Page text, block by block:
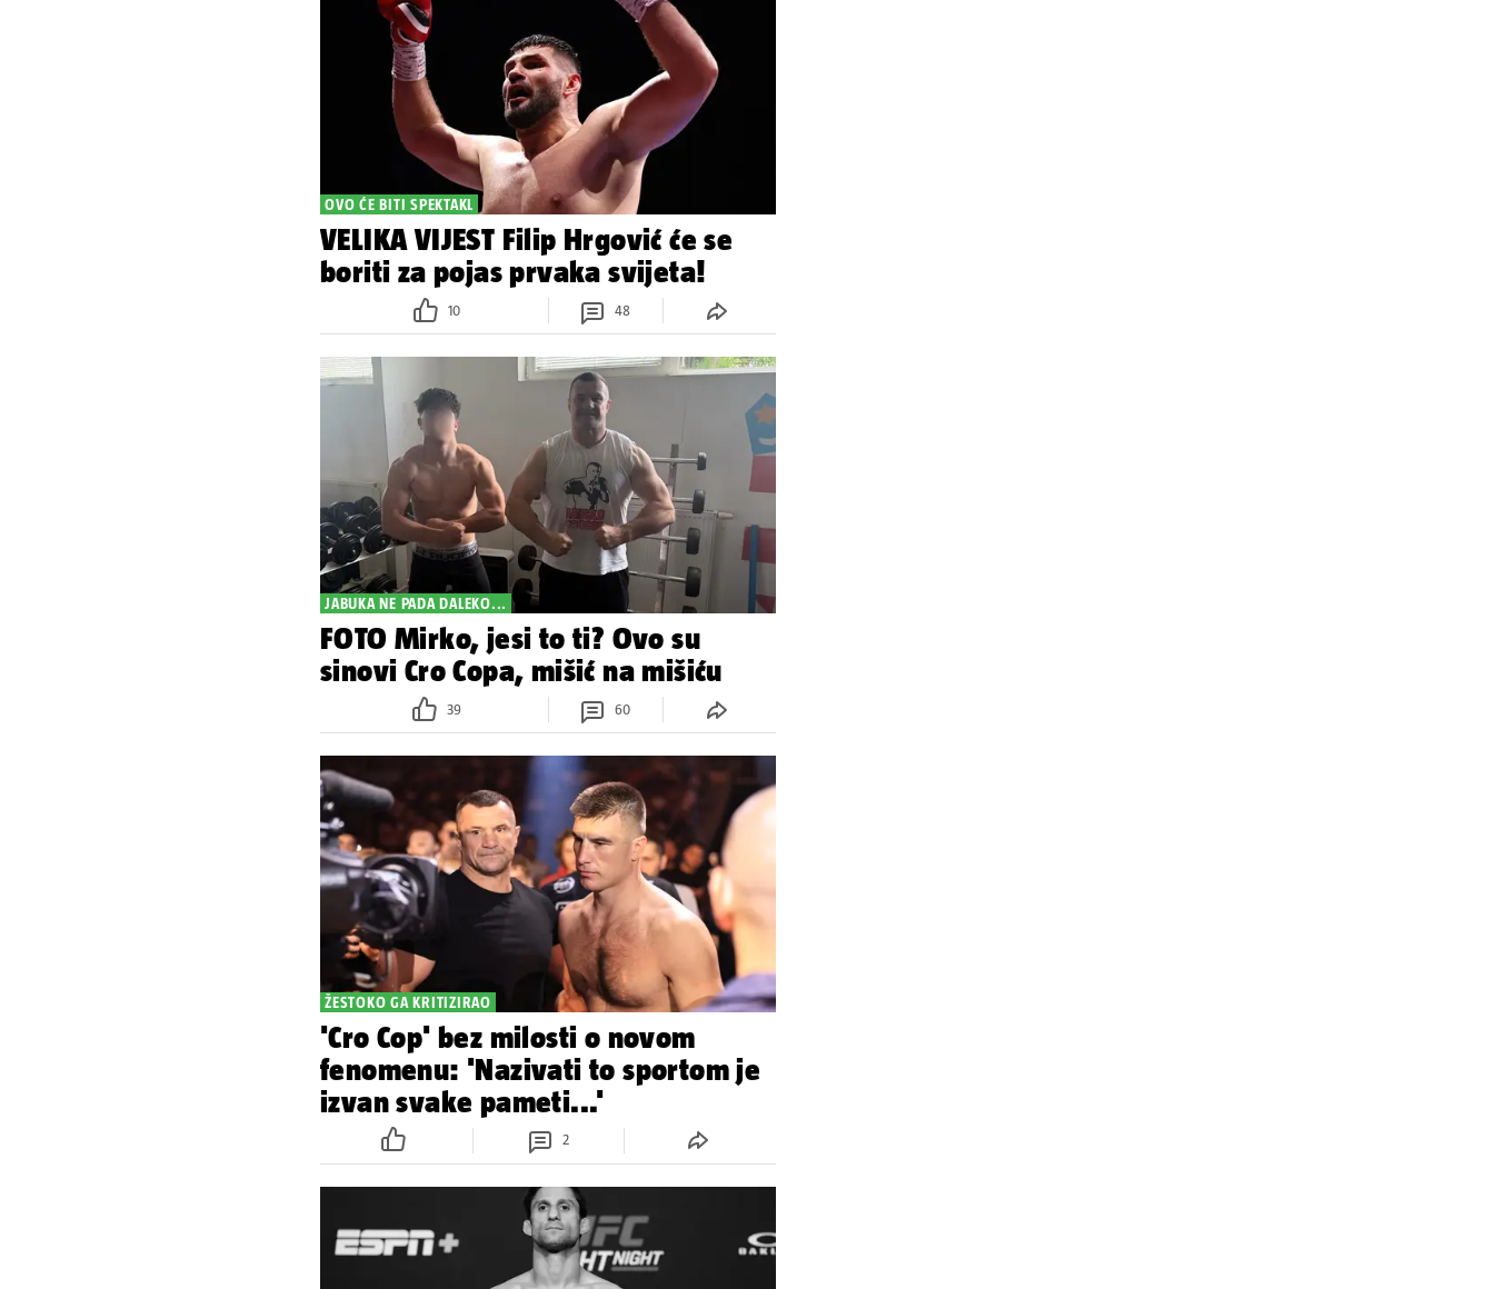
OVO ĆE BITI SPEKTAKL
VELIKA VIJEST Filip Hrgović će se
boriti za pojas prvaka svijeta!
10 48
JABUKA NE PADA DALEKO...
FOTO Mirko, jesi to ti? Ovo su
sinovi Cro Copa, mišić na mišiću
39 60
ŽESTOKO GA KRITIZIRAO
'Cro Cop' bez milosti o novom
fenomenu: 'Nazivati to sportom je
izvan svake pameti...'
2